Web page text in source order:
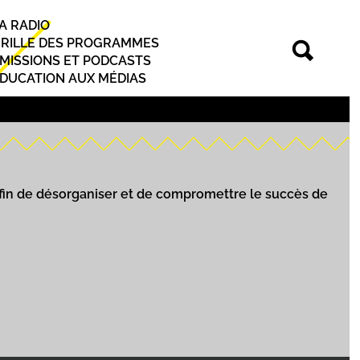
RADIO
DES PROGRAMMES
ET PODCASTS
AUX MÉDIAS
de désorganiser et de compromettre le succès de